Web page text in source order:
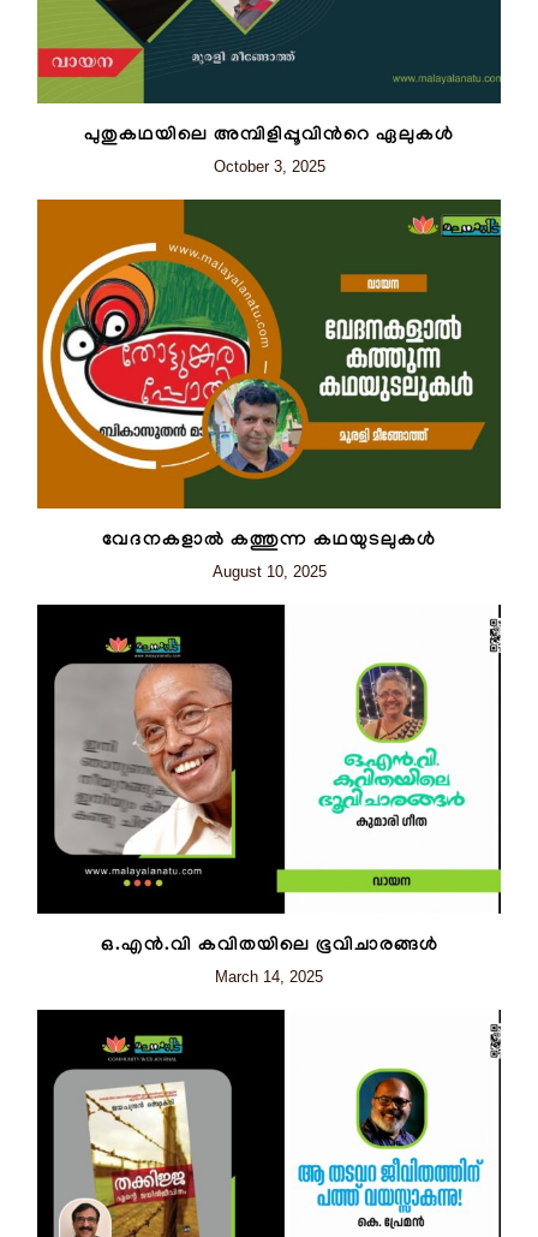
പുതുകഥയിലെ അമ്പിളിപ്പൂവിന്‍റെ ഏലുകൾ
October 3, 2025
വേദനകളാൽ കത്തുന്ന കഥയുടലുകൾ
August 10, 2025
ഒ.എൻ.വി കവിതയിലെ ഭൂവിചാരങ്ങൾ
March 14, 2025